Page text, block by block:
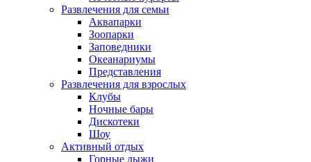
Развлечения для семьи
Аквапарки
Зоопарки
Заповедники
Океанариумы
Представления
Развлечения для взрослых
Клубы
Ночные бары
Дискотеки
Шоу
Активный отдых
Горные лыжи